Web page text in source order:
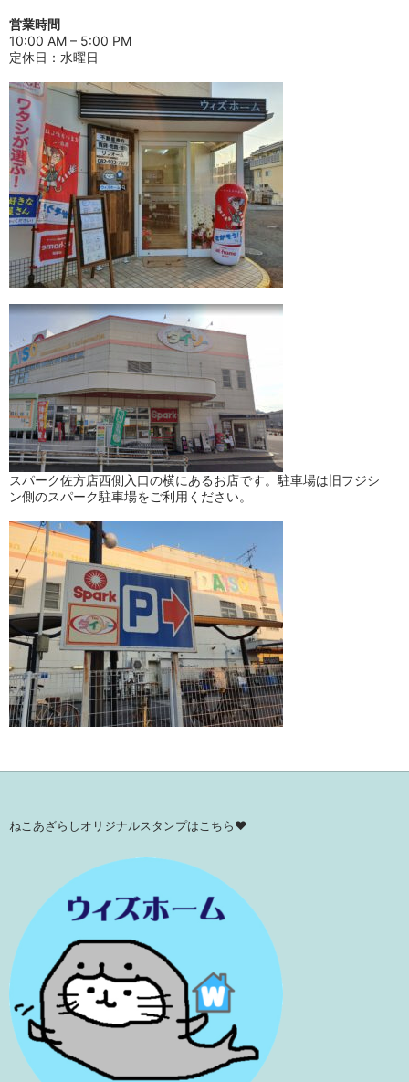
営業時間
10:00 AM – 5:00 PM
定休日：水曜日
スパーク佐方店西側入口の横にあるお店です。駐車場は旧フジシ
ン側のスパーク駐車場をご利用ください。
ねこあざらしオリジナルスタンプはこちら♥